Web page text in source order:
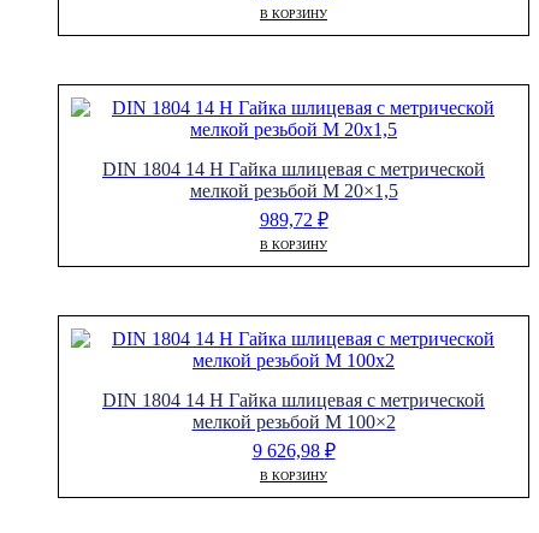
В КОРЗИНУ
DIN 1804 14 H Гайка шлицевая с метрической
мелкой резьбой M 20×1,5
989,72 ₽
В КОРЗИНУ
DIN 1804 14 H Гайка шлицевая с метрической
мелкой резьбой M 100×2
9 626,98 ₽
В КОРЗИНУ